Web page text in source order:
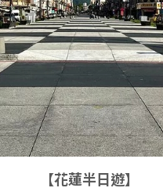
【花蓮半日遊】